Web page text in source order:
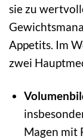
sie zu
Appetits. Im
zwei
Magen mit